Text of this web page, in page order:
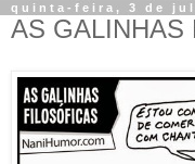
quinta-feira, 3 de
AS GALINHAS